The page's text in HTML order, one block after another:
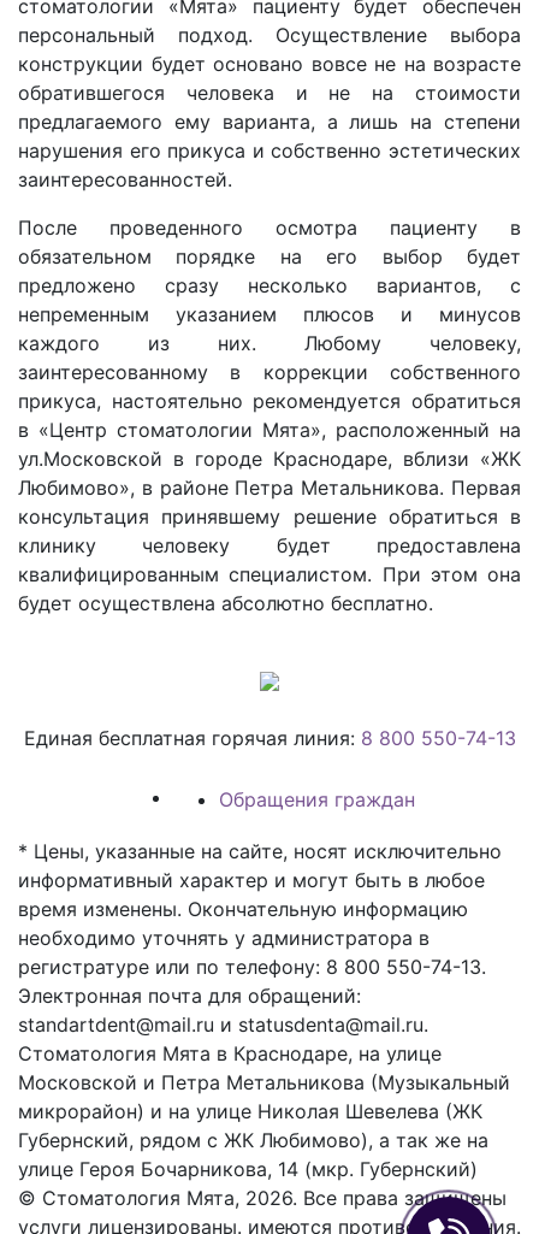
стоматологии «Мята» пациенту будет обеспечен
персональный подход. Осуществление выбора
конструкции будет основано вовсе не на возрасте
обратившегося человека и не на стоимости
предлагаемого ему варианта, а лишь на степени
нарушения его прикуса и собственно эстетических
заинтересованностей.
После проведенного осмотра пациенту в
обязательном порядке на его выбор будет
предложено сразу несколько вариантов, с
непременным указанием плюсов и минусов
каждого из них. Любому человеку,
заинтересованному в коррекции собственного
прикуса, настоятельно рекомендуется обратиться
в «Центр стоматологии Мята», расположенный на
ул.Московской в городе Краснодаре, вблизи «ЖК
Любимово», в районе Петра Метальникова. Первая
консультация принявшему решение обратиться в
клинику человеку будет предоставлена
квалифицированным специалистом. При этом она
будет осуществлена абсолютно бесплатно.
Единая бесплатная горячая линия: 8 800 550-74-13
Обращения граждан
* Цены, указанные на сайте, носят исключительно
информативный характер и могут быть в любое
время изменены. Окончательную информацию
необходимо уточнять у администратора в
регистратуре или по телефону: 8 800 550-74-13.
Электронная почта для обращений:
standartdent@mail.ru и statusdenta@mail.ru.
Стоматология Мята в Краснодаре, на улице
Московской и Петра Метальникова (Музыкальный
микрорайон) и на улице Николая Шевелева (ЖК
Губернский, рядом с ЖК Любимово), а так же на
улице Героя Бочарникова, 14 (мкр. Губернский)
© Стоматология Мята, 2026. Все права защищены
услуги лицензированы. имеются противопоказания.